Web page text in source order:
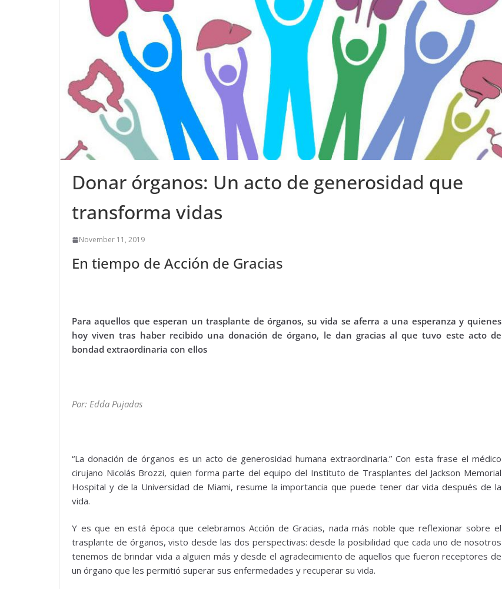
Donar órganos: Un acto de generosidad que
transforma vidas
November 11, 2019
En tiempo de Acción de Gracias
Para aquellos que esperan un trasplante de órganos, su vida se aferra a una esperanza y quienes
hoy viven tras haber recibido una donación de órgano, le dan gracias al que tuvo este acto de
bondad extraordinaria con ellos
Por: Edda Pujadas
“La donación de órganos es un acto de generosidad humana extraordinaria.” Con esta frase el médico
cirujano Nicolás Brozzi, quien forma parte del equipo del Instituto de Trasplantes del Jackson Memorial
Hospital y de la Universidad de Miami, resume la importancia que puede tener dar vida después de la
vida.
Y es que en está época que celebramos Acción de Gracias, nada más noble que reflexionar sobre el
trasplante de órganos, visto desde las dos perspectivas: desde la posibilidad que cada uno de nosotros
tenemos de brindar vida a alguien más y desde el agradecimiento de aquellos que fueron receptores de
un órgano que les permitió superar sus enfermedades y recuperar su vida.